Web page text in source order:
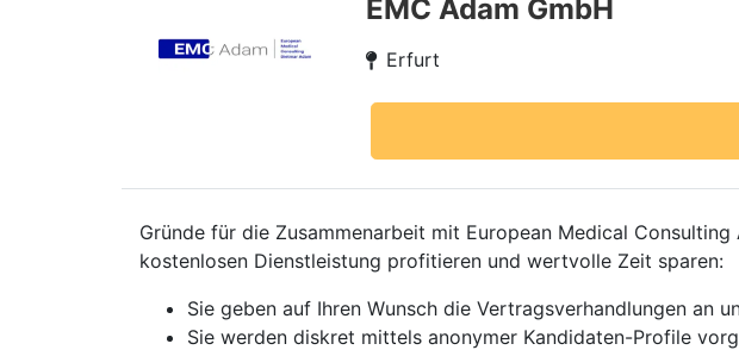
EMC Adam GmbH
Erfurt
Gründe für die Zusammenarbeit mit European Medical
kostenlosen Dienstleistung profitieren und wertvolle Zeit sparen:
Sie geben auf Ihren Wunsch die Vertragsverhandlungen an
Sie werden diskret mittels anonymer Kandidaten-Profile